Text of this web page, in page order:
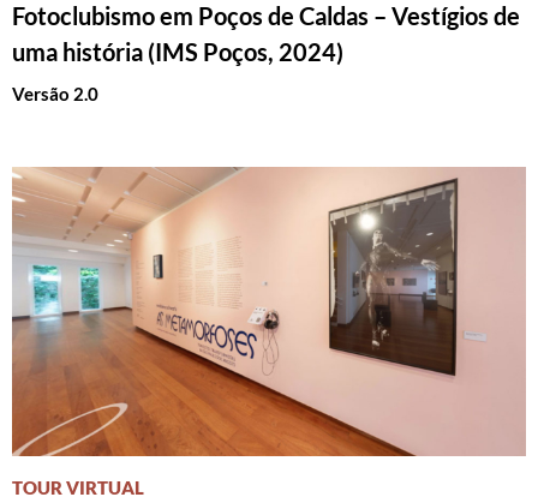
Fotoclubismo em Poços de Caldas – Vestígios de
uma história (IMS Poços, 2024)
Versão 2.0
TOUR VIRTUAL